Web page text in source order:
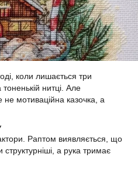
коли лишається три
нитці. Але
не мотиваційна казочка, а
Раптом виявляється, що
а рука тримає